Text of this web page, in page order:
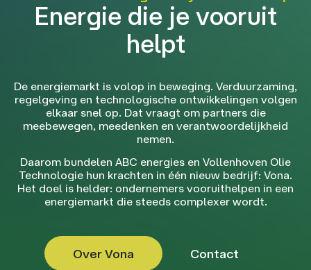
Energie die je vooruit
helpt
De energiemarkt is volop in beweging. Verduurzaming,
regelgeving en technologische ontwikkelingen volgen
elkaar snel op. Dat vraagt om partners die
meebewegen, meedenken en verantwoordelijkheid
nemen.
Daarom bundelen ABC energies en Vollenhoven Olie
Technologie hun krachten in één nieuw bedrijf: Vona.
Het doel is helder: ondernemers vooruithelpen in een
energiemarkt die steeds complexer wordt.
Over Vona Contact